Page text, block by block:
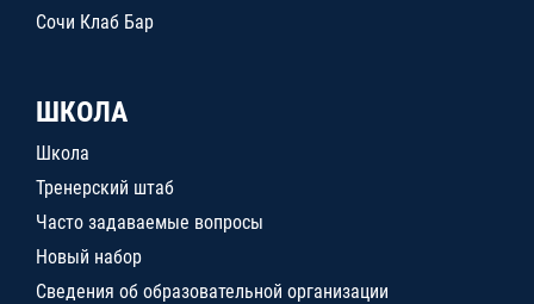
Сочи Клаб Бар
ШКОЛА
Школа
Тренерский штаб
Часто задаваемые вопросы
Новый набор
Сведения об образовательной организации